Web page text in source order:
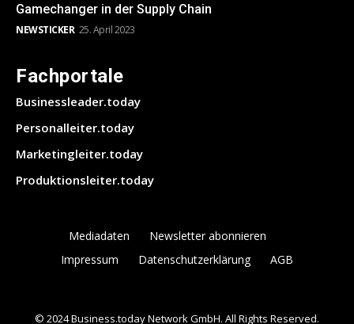
Gamechanger in der Supply Chain
NEWSTICKER 25. April 2023
Fachportale
Businessleader.today
Personalleiter.today
Marketingleiter.today
Produktionsleiter.today
Mediadaten
Newsletter abonnieren
Impressum
Datenschutzerklärung AGB
© 2024 Business.today Network GmbH. All Rights Reserved.